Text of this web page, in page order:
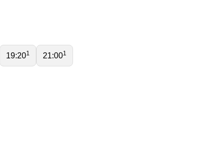
19:201 21:001